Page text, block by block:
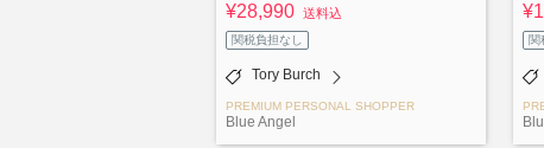
¥28,990 送料込
関税負担なし
Tory Burch
PREMIUM PERSONAL SHOPPER
Blue Angel
関